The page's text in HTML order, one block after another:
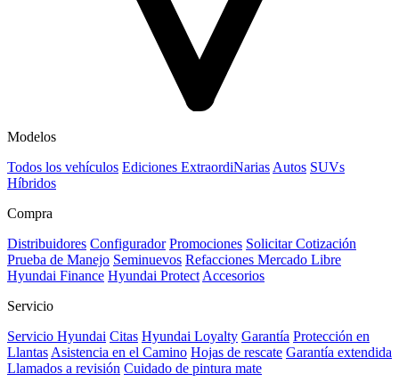
Modelos
Todos los vehículos Ediciones ExtraordiNarias Autos SUVs
Híbridos
Compra
Distribuidores Configurador Promociones Solicitar Cotización
Prueba de Manejo Seminuevos Refacciones Mercado Libre
Hyundai Finance Hyundai Protect Accesorios
Servicio
Servicio Hyundai Citas Hyundai Loyalty Garantía Protección en
Llantas Asistencia en el Camino Hojas de rescate Garantía extendida
Llamados a revisión Cuidado de pintura mate⁠